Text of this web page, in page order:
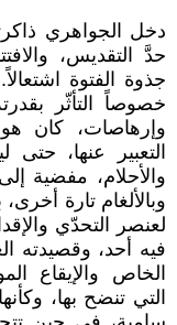
دخل الجواهري
حدَّ التقديس،
جذوة الفتوة
خصوصاً التأثّر
وإرهاصات، كان
التعبير عنها، حتى
والأحلام، مفضية
وبالألغام تارة
لعنصر التحدّي
فيه أحد، وقصيدته
الخاص والإيقاع
التي تنضح بها،